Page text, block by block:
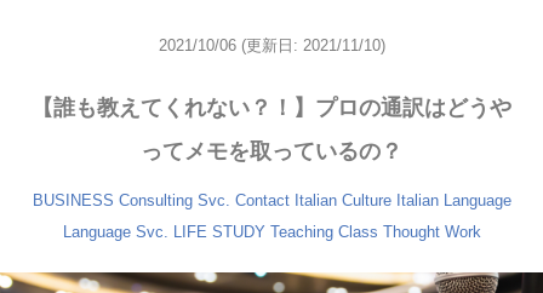
2021/10/06 (更新日: 2021/11/10)
【誰も教えてくれない？！】プロの通訳はどうや
ってメモを取っているの？
BUSINESS Consulting Svc. Contact Italian Culture Italian Language
Language Svc. LIFE STUDY Teaching Class Thought Work